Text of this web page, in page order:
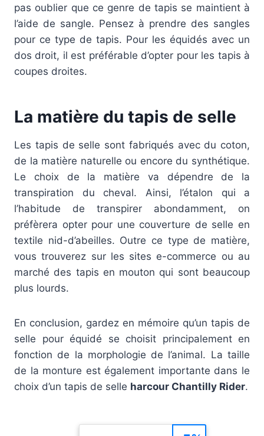
pas oublier que ce genre de tapis se maintient à
l’aide de sangle. Pensez à prendre des sangles
pour ce type de tapis. Pour les équidés avec un
dos droit, il est préférable d’opter pour les tapis à
coupes droites.
La matière du tapis de selle
Les tapis de selle sont fabriqués avec du coton,
de la matière naturelle ou encore du synthétique.
Le choix de la matière va dépendre de la
transpiration du cheval. Ainsi, l’étalon qui a
l’habitude de transpirer abondamment, on
préfèrera opter pour une couverture de selle en
textile nid-d’abeilles. Outre ce type de matière,
vous trouverez sur les sites e-commerce ou au
marché des tapis en mouton qui sont beaucoup
plus lourds.
En conclusion, gardez en mémoire qu’un tapis de
selle pour équidé se choisit principalement en
fonction de la morphologie de l’animal. La taille
de la monture est également importante dans le
choix d’un tapis de selle harcour Chantilly Rider.